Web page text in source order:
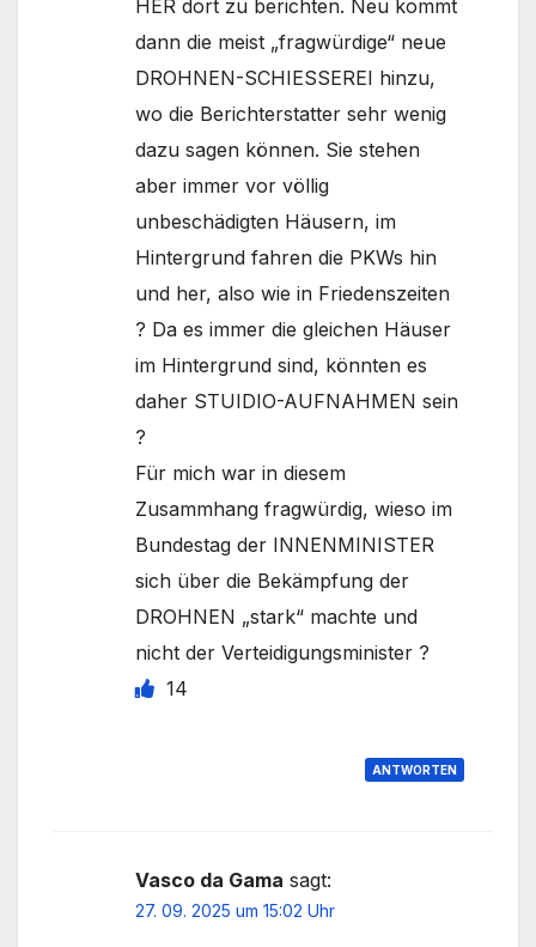
HER dort zu berichten. Neu kommt
dann die meist „fragwürdige“ neue
DROHNEN-SCHIESSEREI hinzu,
wo die Berichterstatter sehr wenig
dazu sagen können. Sie stehen
aber immer vor völlig
unbeschädigten Häusern, im
Hintergrund fahren die PKWs hin
und her, also wie in Friedenszeiten
? Da es immer die gleichen Häuser
im Hintergrund sind, könnten es
daher STUIDIO-AUFNAHMEN sein
?
Für mich war in diesem
Zusammhang fragwürdig, wieso im
Bundestag der INNENMINISTER
sich über die Bekämpfung der
DROHNEN „stark“ machte und
nicht der Verteidigungsminister ?
14
ANTWORTEN
Vasco da Gama sagt:
27. 09. 2025 um 15:02 Uhr